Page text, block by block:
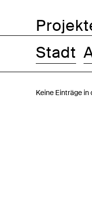
Stadt
Keine Einträge in